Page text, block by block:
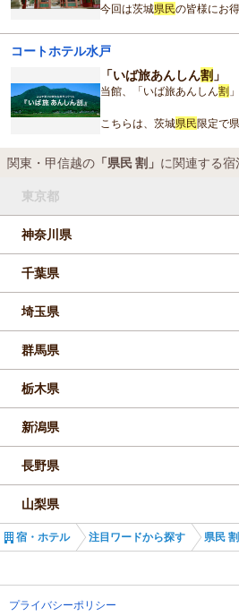
今回は茨城県民の皆様にお
現在、全国各地の都道府県
が行われておりま
コートホテル水戸
「いば旅あんしん割 」
当館、「いば旅あんしん割
こちらは、茨城県民限定で
に自費でＰＣＲ検査などを
ると、県内で宿泊した場合
関東・甲信越の 「県民 割」 に関連する宿
東京都
神奈川県
千葉県
埼玉県
群馬県
栃木県
新潟県
長野県
山梨県
宿・ホテル 注目ワードから探す 県民 割
プライバシーポリシー